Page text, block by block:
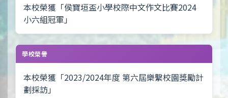
本校榮獲「侯寶垣盃小學校際中文作文比賽2024
小六組冠軍」
學校榮譽
本校榮獲「2023/2024年度 第六屆樂繫校園獎勵計
劃採訪」